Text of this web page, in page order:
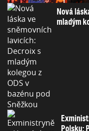
Nová
mladým
Polsku: